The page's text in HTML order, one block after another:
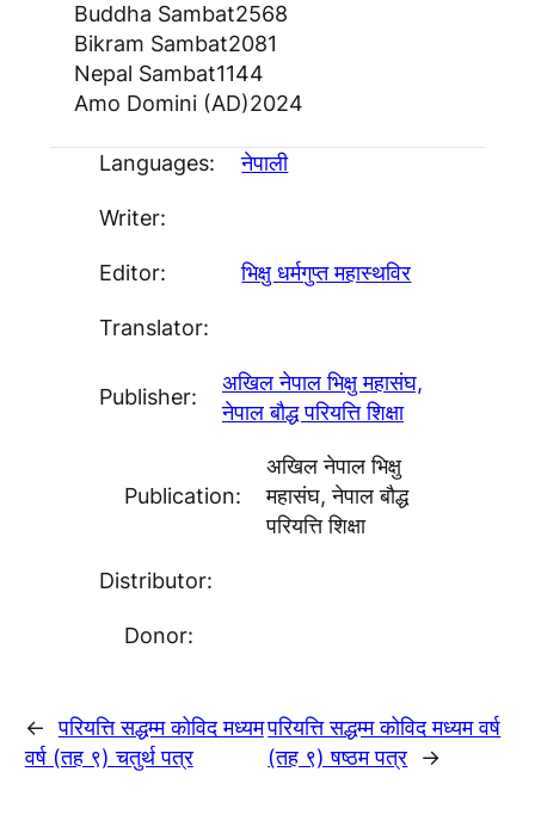
Buddha Sambat2568
Bikram Sambat2081
Nepal Sambat1144
Amo Domini (AD)2024
Languages: नेपाली
Writer:
Editor: भिक्षु धर्मगुप्त महास्थविर
Translator:
Publisher:
अखिल नेपाल भिक्षु महासंघ,
नेपाल बौद्ध परियत्ति शिक्षा
Publication:
अखिल नेपाल भिक्षु
महासंघ, नेपाल बौद्ध
परियत्ति शिक्षा
Distributor:
Donor:
←
परियत्ति सद्धम्म कोविद मध्यम
वर्ष (तह ९) चतुर्थ पत्र
परियत्ति सद्धम्म कोविद मध्यम वर्ष
(तह ९) षष्ठम पत्र
→